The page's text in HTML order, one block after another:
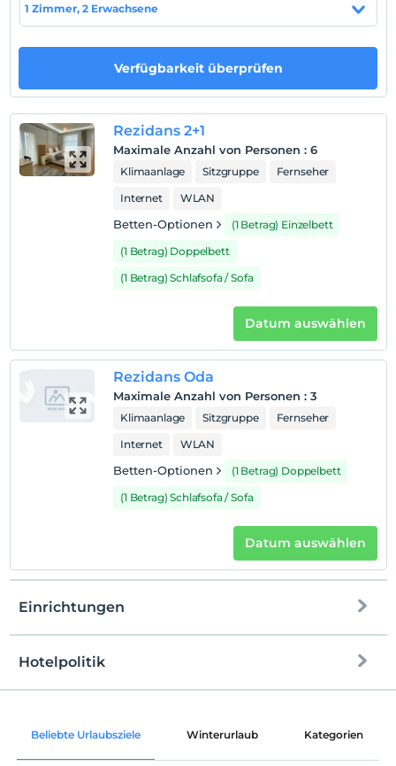
Nach 14:00
Haustiere
Rauchen
Raucherzonen vorhanden
Der Aufenthalt für Kleinkinder bis zum Alter von 2 ist
ist/sind pro Zimmer kostenlos
1 Zimmer, 2 Erwachsene
Verfügbarkeit überprüfen
Rezidans 2+1
Maximale Anzahl von Personen : 6
Klimaanlage Sitzgruppe
Fernseher
Internet
WLAN
Betten-Optionen
(1 Betrag) Einzelbett
(1 Betrag) Doppelbett
(1 Betrag) Schlafsofa / Sofa
Datum auswählen
Rezidans Oda
Maximale Anzahl von Personen : 3
Klimaanlage Sitzgruppe
Fernseher
Internet
WLAN
Betten-Optionen
(1 Betrag) Doppelbett
(1 Betrag) Schlafsofa / Sofa
Datum auswählen
Einrichtungen
Gemeinschaftsräume und alle Räume
Hotelpolitik
Einchecken
Check-out
Vor 12:00
Beliebte Urlaubsziele Winterurlaub Kategorien